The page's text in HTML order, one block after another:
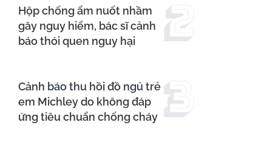
Hộp chống ẩm nuốt nhầm
gây nguy hiểm, bác sĩ cảnh
báo thói quen nguy hại
Cảnh báo thu hồi đồ ngủ trẻ
em Michley do không đáp
ứng tiêu chuẩn chống cháy